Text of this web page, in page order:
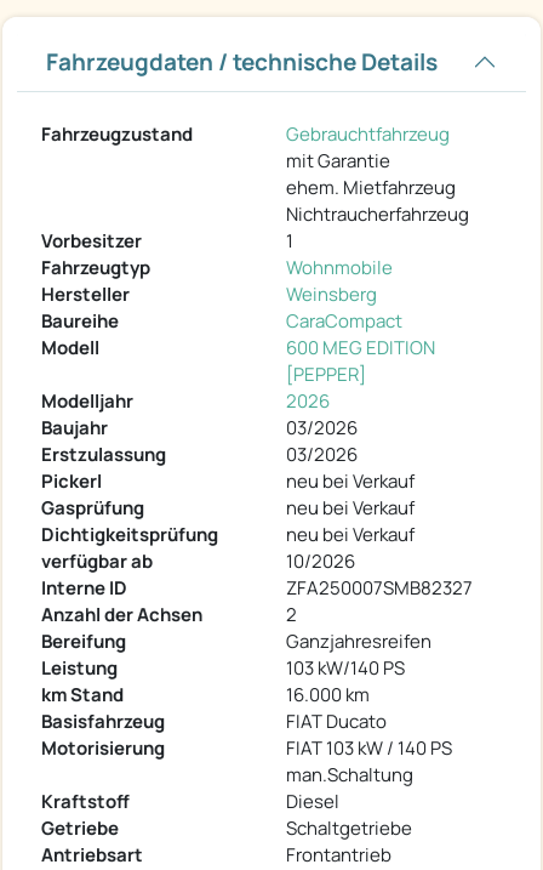
Fahrzeugdaten / technische Details
Fahrzeugzustand
Gebrauchtfahrzeug
mit Garantie
ehem. Mietfahrzeug
Nichtraucherfahrzeug
Vorbesitzer
1
Fahrzeugtyp
Wohnmobile
Hersteller
Weinsberg
Baureihe
CaraCompact
Modell
600 MEG EDITION
[PEPPER]
Modelljahr
2026
Baujahr
03/2026
Erstzulassung
03/2026
Pickerl
neu bei Verkauf
Gasprüfung
neu bei Verkauf
Dichtigkeitsprüfung
neu bei Verkauf
verfügbar ab
10/2026
Interne ID
ZFA250007SMB82327
Anzahl der Achsen
2
Bereifung
Ganzjahresreifen
Leistung
103 kW/140 PS
km Stand
16.000 km
Basisfahrzeug
FIAT Ducato
Motorisierung
FIAT 103 kW / 140 PS
man.Schaltung
Kraftstoff
Diesel
Getriebe
Schaltgetriebe
Antriebsart
Frontantrieb